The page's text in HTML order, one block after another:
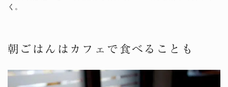
く。
朝ごはんはカフェで食べることも